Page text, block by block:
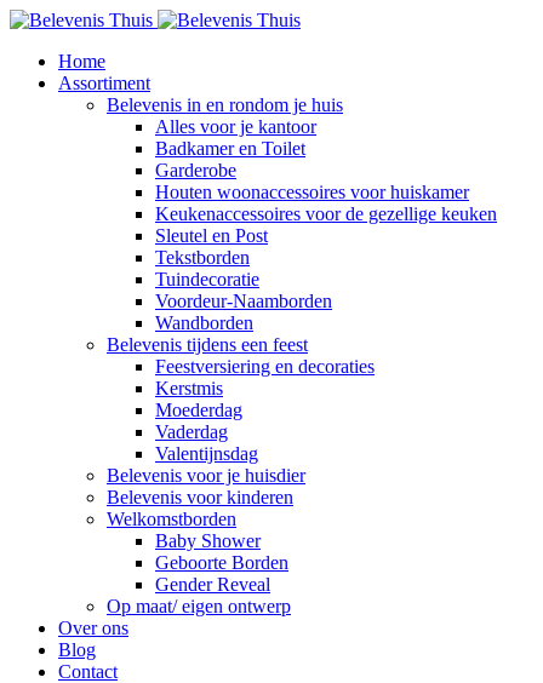
Home
Assortiment
Belevenis in en rondom je huis
Alles voor je kantoor
Badkamer en Toilet
Garderobe
Houten woonaccessoires voor huiskamer
Keukenaccessoires voor de gezellige keuken
Sleutel en Post
Tekstborden
Tuindecoratie
Voordeur-Naamborden
Wandborden
Belevenis tijdens een feest
Feestversiering en decoraties
Kerstmis
Moederdag
Vaderdag
Valentijnsdag
Belevenis voor je huisdier
Belevenis voor kinderen
Welkomstborden
Baby Shower
Geboorte Borden
Gender Reveal
Op maat/ eigen ontwerp
Over ons
Blog
Contact